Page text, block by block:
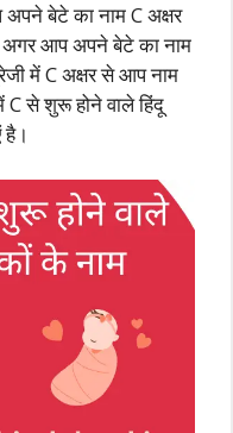
बेटे का नाम C अक्षर
अगर आप अपने बेटे का नाम
में C अक्षर से आप नाम
से शुरू होने वाले हिंदू